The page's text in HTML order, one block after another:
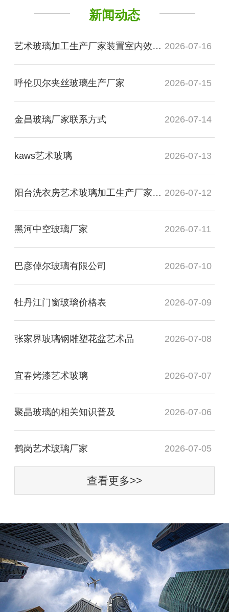
新闻动态
艺术玻璃加工生产厂家装置室内效果图 2026-07-16
呼伦贝尔夹丝玻璃生产厂家 2026-07-15
金昌玻璃厂家联系方式 2026-07-14
kaws艺术玻璃 2026-07-13
阳台洗衣房艺术玻璃加工生产厂家玻璃 2026-07-12
黑河中空玻璃厂家 2026-07-11
巴彦倬尔玻璃有限公司 2026-07-10
牡丹江门窗玻璃价格表 2026-07-09
张家界玻璃钢雕塑花盆艺术品 2026-07-08
宜春烤漆艺术玻璃 2026-07-07
聚晶玻璃的相关知识普及 2026-07-06
鹤岗艺术玻璃厂家 2026-07-05
查看更多>>